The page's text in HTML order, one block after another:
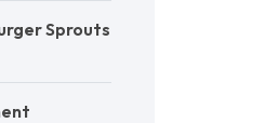
Sprouts